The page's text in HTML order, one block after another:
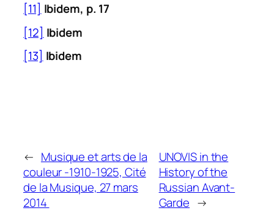
[11] Ibidem, p. 17
[12] Ibidem
[13] Ibidem
← Musique et arts de la
couleur -1910-1925, Cité
de la Musique, 27 mars
2014
UNOVIS in the
History of the
Russian Avant-
Garde →